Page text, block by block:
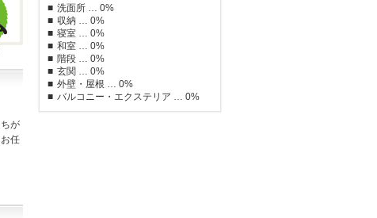
が
任
洗面所 … 0%
収納 … 0%
寝室 … 0%
和室 … 0%
階段 … 0%
玄関 … 0%
外壁・屋根 … 0%
バルコニー・エクステリア … 0%